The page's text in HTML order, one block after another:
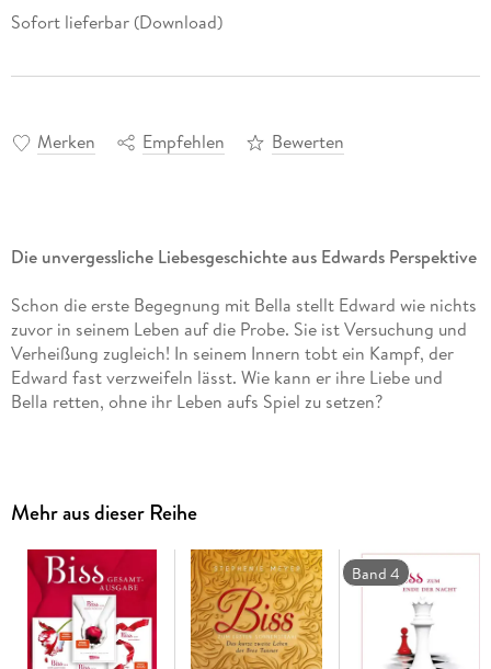
Sofort lieferbar (Download)
Merken Empfehlen Bewerten
Die unvergessliche Liebesgeschichte aus Edwards Perspektive
Schon die erste Begegnung mit Bella stellt Edward wie nichts
zuvor in seinem Leben auf die Probe. Sie ist Versuchung und
Verheißung zugleich! In seinem Innern tobt ein Kampf, der
Edward fast verzweifeln lässt. Wie kann er ihre Liebe und
Bella retten, ohne ihr Leben aufs Spiel zu setzen?
Als die 17-jährige Bella Swan aus dem sonnigen Phoenix ins
regnerische Forks zieht, erwartet sie wenig von der
beschaulichen Kleinstadt. Doch dann trifft sie Edward Cullen,
einen Mitschüler mit faszinierend blassen Augen und einer
Aura, die Bella sofort in ihren Bann zieht. Edward ist
geheimnisvoll, zurückhaltend, unglaublich attraktiv - und ein
Mehr aus dieser Reihe
Band 4